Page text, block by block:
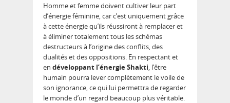
Homme et femme doivent cultiver leur part
d’énergie féminine, car c’est uniquement grâce
à cette énergie qu’ils réussiront à remplacer et
à éliminer totalement tous les schémas
destructeurs à l’origine des conflits, des
dualités et des oppositions. En respectant et
en développant l’énergie Shakti, l’être
humain pourra lever complètement le voile de
son ignorance, ce qui lui permettra de regarder
le monde d’un regard beaucoup plus véritable.